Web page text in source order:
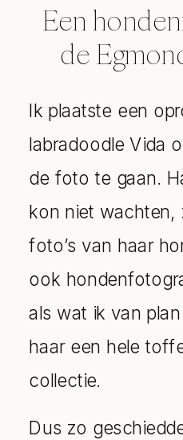
Een
de
Ik plaatste een
labradoodle Vida
de foto te gaan.
kon niet wachten,
foto’s van haar
ook
als wat ik van
haar een hele
collectie.
Dus zo